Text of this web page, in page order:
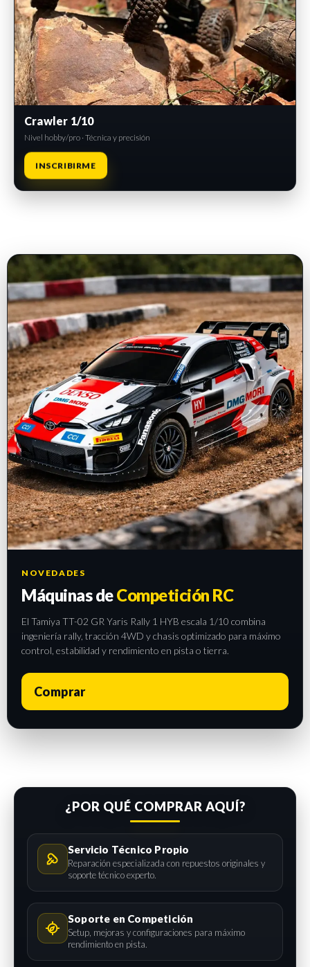
Crawler 1/10
Nivel hobby/pro · Técnica y precisión
INSCRIBIRME
NOVEDADES
Máquinas deCompetición RC
El Tamiya TT-02 GR Yaris Rally 1 HYB escala 1/10 combina
ingeniería rally, tracción 4WD y chasis optimizado para máximo
control, estabilidad y rendimiento en pista o tierra.
Comprar
¿POR QUÉ COMPRAR AQUÍ?
Servicio Técnico Propio
Reparación especializada con repuestos originales y
soporte técnico experto.
Soporte en Competición
Setup, mejoras y configuraciones para máximo
rendimiento en pista.